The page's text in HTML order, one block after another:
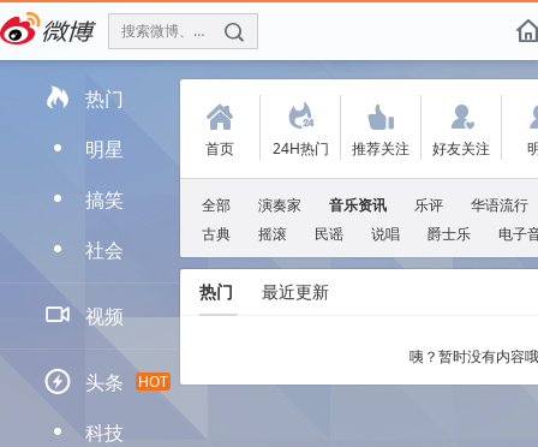
搜索微博、找人 f
 热门
D 明星
D 搞笑
D 社会
 视频
 头条 HOT
D 科技
(
首页
.
24H热门
'
推荐关注
:
好友关注
全部 演奏家 音乐资讯 乐评
华语流行
古典
摇滚 民谣 说唱 爵士乐 电子
热门 最近更新
咦？暂时没有内容